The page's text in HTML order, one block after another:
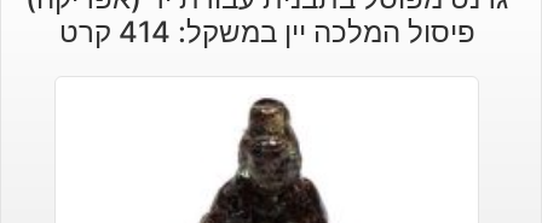
פיסול המלכה יין במשקל: 414 קרט